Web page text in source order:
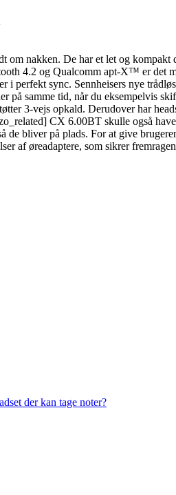
nakken. De har et let og
4.2 og Qualcomm apt-X™ er
perfekt sync. Sennheisers nye
samme tid, når du eksempelvis
3-vejs opkald. Derudover har
CX 6.00BT skulle også
bliver på plads. For at give
af øreadaptere, som sikrer
der kan tage noter?